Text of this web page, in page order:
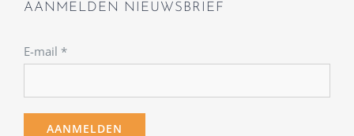
AANMELDEN NIEUWSBRIEF
E-mail *